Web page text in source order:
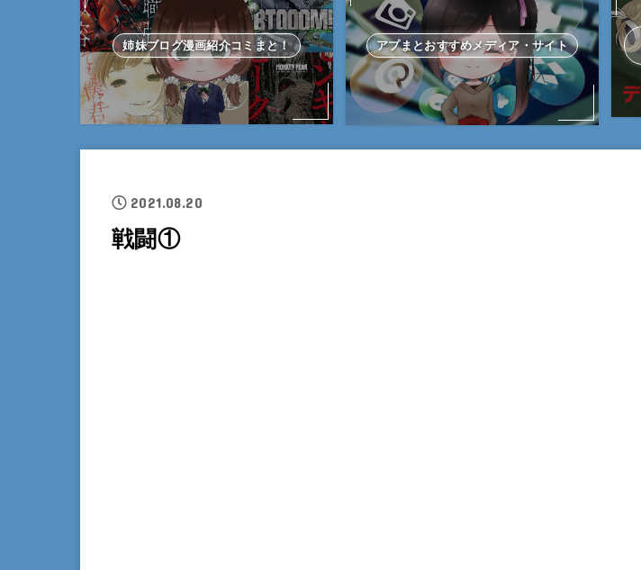
姉妹ブログ漫画紹介コミまと！ アプまとおすすめメディア・サイト
2021.08.20
戦闘①